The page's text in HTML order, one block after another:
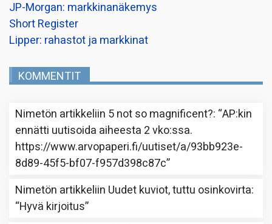
JP-Morgan: markkinanäkemys
Short Register
Lipper: rahastot ja markkinat
KOMMENTIT
Nimetön artikkeliin 5 not so magnificent?: “AP:kin
ennätti uutisoida aiheesta 2 vko:ssa.
https://www.arvopaperi.fi/uutiset/a/93bb923e-
8d89-45f5-bf07-f957d398c87c”
Nimetön artikkeliin Uudet kuviot, tuttu osinkovirta:
“Hyvä kirjoitus”